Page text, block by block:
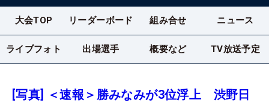
大会TOP リーダーボード 組み合せ ニュース
ライブフォト 出場選手 概要など TV放送予定
[写真] ＜速報＞勝みなみが3位浮上 渋野日